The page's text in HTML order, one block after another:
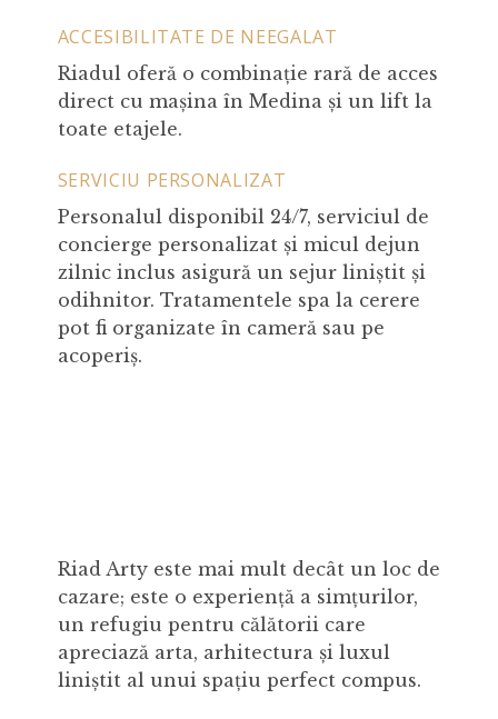
ACCESIBILITATE DE NEEGALAT
Riadul oferă o combinație rară de acces
direct cu mașina în Medina și un lift la
toate etajele.
SERVICIU PERSONALIZAT
Personalul disponibil 24/7, serviciul de
concierge personalizat și micul dejun
zilnic inclus asigură un sejur liniștit și
odihnitor. Tratamentele spa la cerere
pot fi organizate în cameră sau pe
acoperiș.
Riad Arty este mai mult decât un loc de
cazare; este o experiență a simțurilor,
un refugiu pentru călătorii care
apreciază arta, arhitectura și luxul
liniștit al unui spațiu perfect compus.